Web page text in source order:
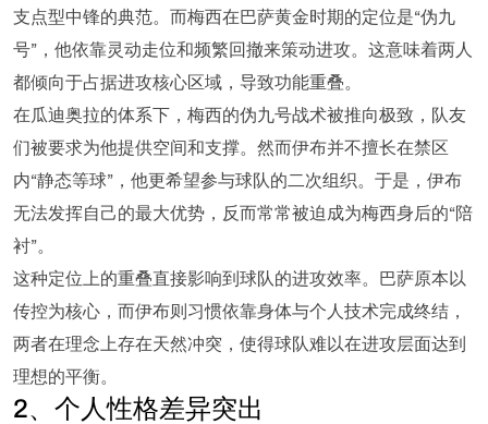
支点型中锋的典范。而梅西在巴萨黄金时期的定位是“伪九
号”，他依靠灵动走位和频繁回撤来策动进攻。这意味着两人
都倾向于占据进攻核心区域，导致功能重叠。
在瓜迪奥拉的体系下，梅西的伪九号战术被推向极致，队友
们被要求为他提供空间和支撑。然而伊布并不擅长在禁区
内“静态等球”，他更希望参与球队的二次组织。于是，伊布
无法发挥自己的最大优势，反而常常被迫成为梅西身后的“陪
衬”。
这种定位上的重叠直接影响到球队的进攻效率。巴萨原本以
传控为核心，而伊布则习惯依靠身体与个人技术完成终结，
两者在理念上存在天然冲突，使得球队难以在进攻层面达到
理想的平衡。
2、个人性格差异突出